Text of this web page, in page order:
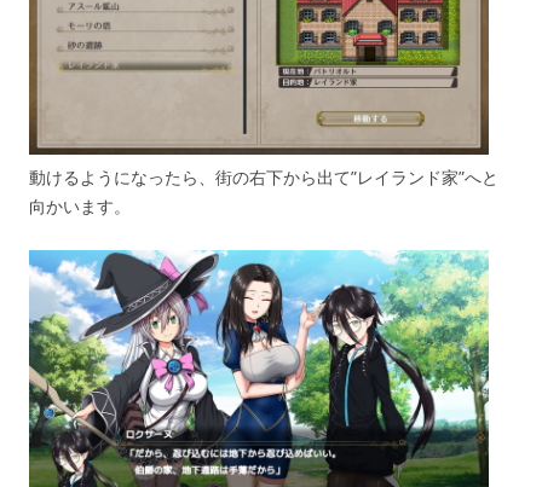
動けるようになったら、街の右下から出て”レイランド家”へと
向かいます。